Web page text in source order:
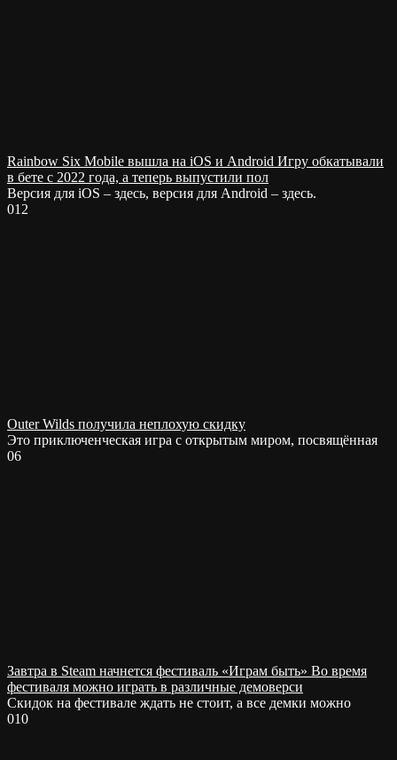
Rainbow Six Mobile вышла на iOS и Android Игру обкатывали
в бете с 2022 года, а теперь выпустили пол
Версия для iOS – здесь, версия для Android – здесь.
012
Outer Wilds получила неплохую скидку
Это приключенческая игра с открытым миром, посвящённая
06
Завтра в Steam начнется фестиваль «Играм быть» Во время
фестиваля можно играть в различные демоверси
Скидок на фестивале ждать не стоит, а все демки можно
010